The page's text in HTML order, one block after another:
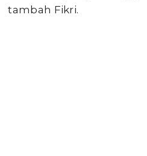
tambah Fikri.